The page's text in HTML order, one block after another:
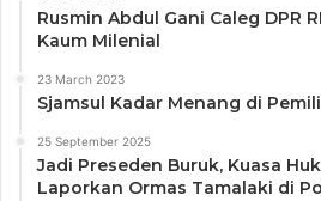
Rusmin Abdul Gani Caleg DPR
Kaum Milenial
23 March 2023
Sjamsul Kadar Menang di
25 September 2025
Jadi Preseden Buruk, Kuasa
Laporkan Ormas Tamalaki di